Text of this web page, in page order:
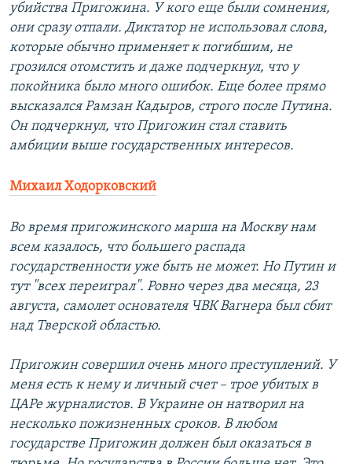
убийства Пригожина. У кого еще были сомнения,
они сразу отпали. Диктатор не использовал слова,
которые обычно применяет к погибшим, не
грозился отомстить и даже подчеркнул, что у
покойника было много ошибок. Еще более прямо
высказался Рамзан Кадыров, строго после Путина.
Он подчеркнул, что Пригожин стал ставить
амбиции выше государственных интересов.
Михаил Ходорковский
Во время пригожинского марша на Москву нам
всем казалось, что большего распада
государственности уже быть не может. Но Путин и
тут "всех переиграл". Ровно через два месяца, 23
августа, самолет основателя ЧВК Вагнера был сбит
над Тверской областью.
Пригожин совершил очень много преступлений. У
меня есть к нему и личный счет – трое убитых в
ЦАРе журналистов. В Украине он натворил на
несколько пожизненных сроков. В любом
государстве Пригожин должен был оказаться в